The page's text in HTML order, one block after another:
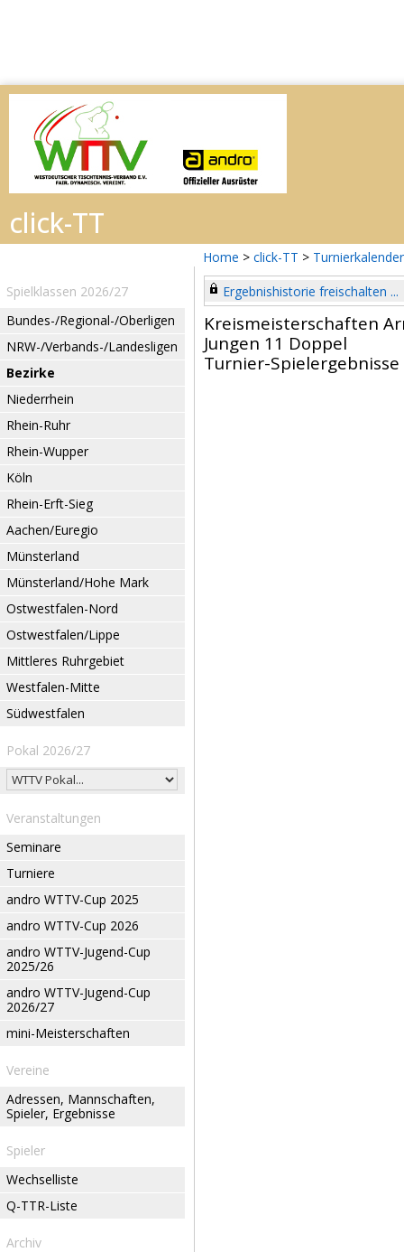
Home > click-TT > Turnierkalender
Spielklassen 2026/27
Bundes-/Regional-/Oberligen
NRW-/Verbands-/Landesligen
Bezirke
Niederrhein
Rhein-Ruhr
Rhein-Wupper
Köln
Rhein-Erft-Sieg
Aachen/Euregio
Münsterland
Münsterland/Hohe Mark
Ostwestfalen-Nord
Ostwestfalen/Lippe
Mittleres Ruhrgebiet
Westfalen-Mitte
Südwestfalen
Pokal 2026/27
Veranstaltungen
Seminare
Turniere
andro WTTV-Cup 2025
andro WTTV-Cup 2026
andro WTTV-Jugend-Cup
2025/26
andro WTTV-Jugend-Cup
2026/27
mini-Meisterschaften
Vereine
Adressen, Mannschaften,
Spieler, Ergebnisse
Spieler
Wechselliste
Q-TTR-Liste
Archiv
Ergebnishistorie freischalten ...
Kreismeisterschaften
Jungen 11 Doppel
Turnier-Spielergebnisse